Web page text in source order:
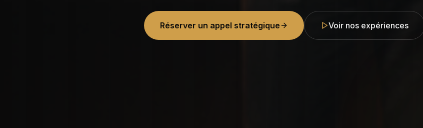
Réserver un appel stratégique Voir nos expériences